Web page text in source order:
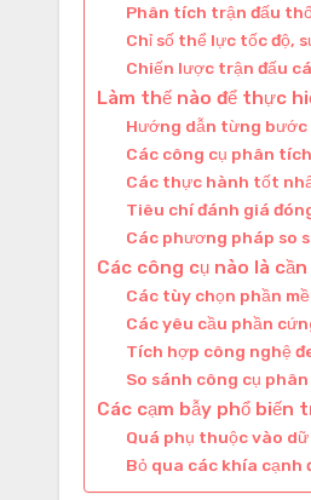
Phân tích trận đấu
Chỉ số thể lực tốc độ,
Chiến lược trận đấu
Làm thế nào để thực
Hướng dẫn từng
Các công cụ phân
Các thực hành tốt
Tiêu chí đánh giá
Các phương pháp so
Các công cụ nào là
Các tùy chọn phần
Các yêu cầu phần
Tích hợp công nghệ
So sánh công cụ
Các cạm bẫy phổ
Quá phụ thuộc vào
Bỏ qua các khía